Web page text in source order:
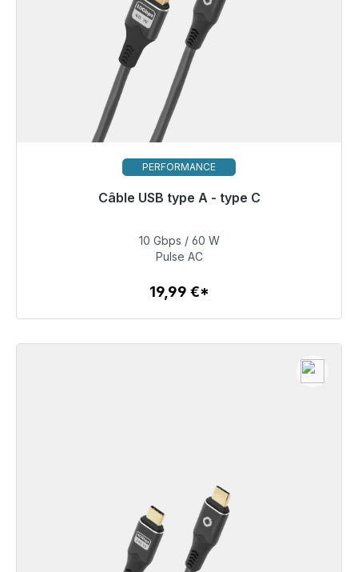
PERFORMANCE
Câble USB type A - type C
Prêt à être expédié, délai de livraison 48h*
19,99 €
Détails
10 Gbps / 60 W
Pulse AC
19,99 €*